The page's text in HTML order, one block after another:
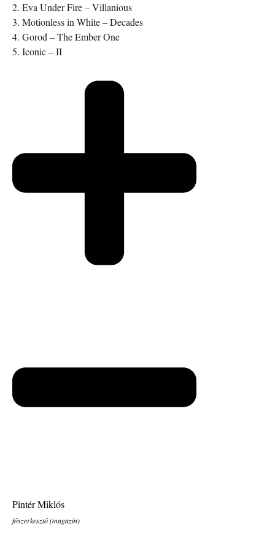
2. Eva Under Fire – Villanious
3. Motionless in White – Decades
4. Gorod – The Ember One
5. Iconic – II
Pintér Miklós
főszerkesztő (magazin)